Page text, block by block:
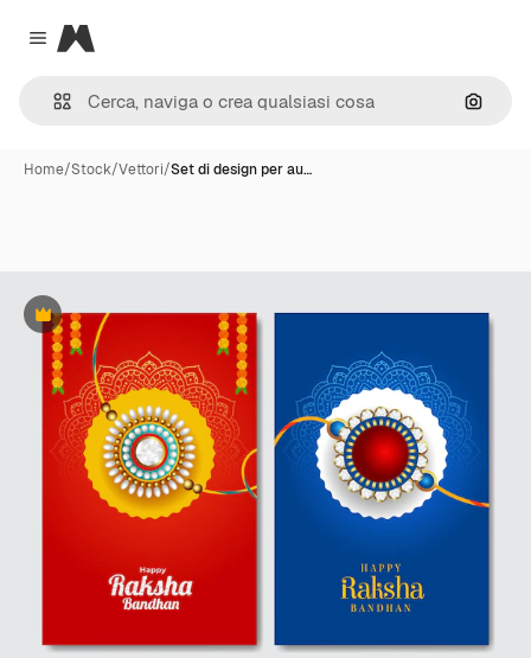
Close menu
Magnific
Cerca
Home/Stock/Vettori/Set di design per au…
Premium